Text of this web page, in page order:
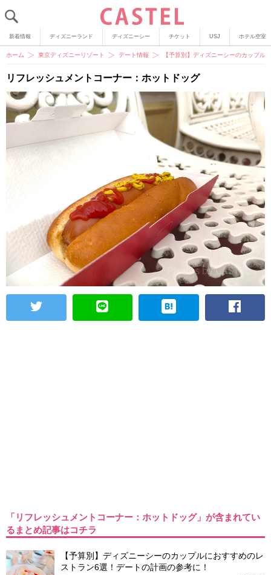
新着情報 ディズニーランド ディズニーシー チケット USJ ホテル空室
ホーム 東京ディズニーリゾート デート情報 【予算別】ディズニーシーのカップル
リフレッシュメントコーナー：ホットドッグ
「リフレッシュメントコーナー：ホットドッグ」が含まれてい
るまとめ記事はコチラ
【予算別】ディズニーシーのカップルにおすすめのレ
ストラン6選！デートの計画の参考に！